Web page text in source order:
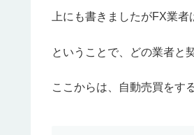
上にも書きましたがFX業者
ということで、どの業者と
ここからは、自動売買をす